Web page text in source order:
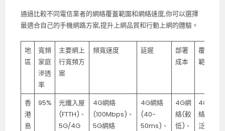
通過比較不同電信業者的網絡覆蓋範圍和網絡速度,你可以選擇
最適合自己的手機網路方案,提升上網品質和行動上網的體驗。
地
區
寬頻
家庭
滲透
率
主要網上
行寬頻方
案
頻寬速度 延遲
部署
成本
覆蓋
範圍
香
港
島
95%
光纖入屋
(FTTH)、
5G/4G
4G網絡
(100Mbps)、
5G網絡
4G網絡
(40-
50ms)、
4G網
絡(較
低)、
4G網
絡(廣
泛)、